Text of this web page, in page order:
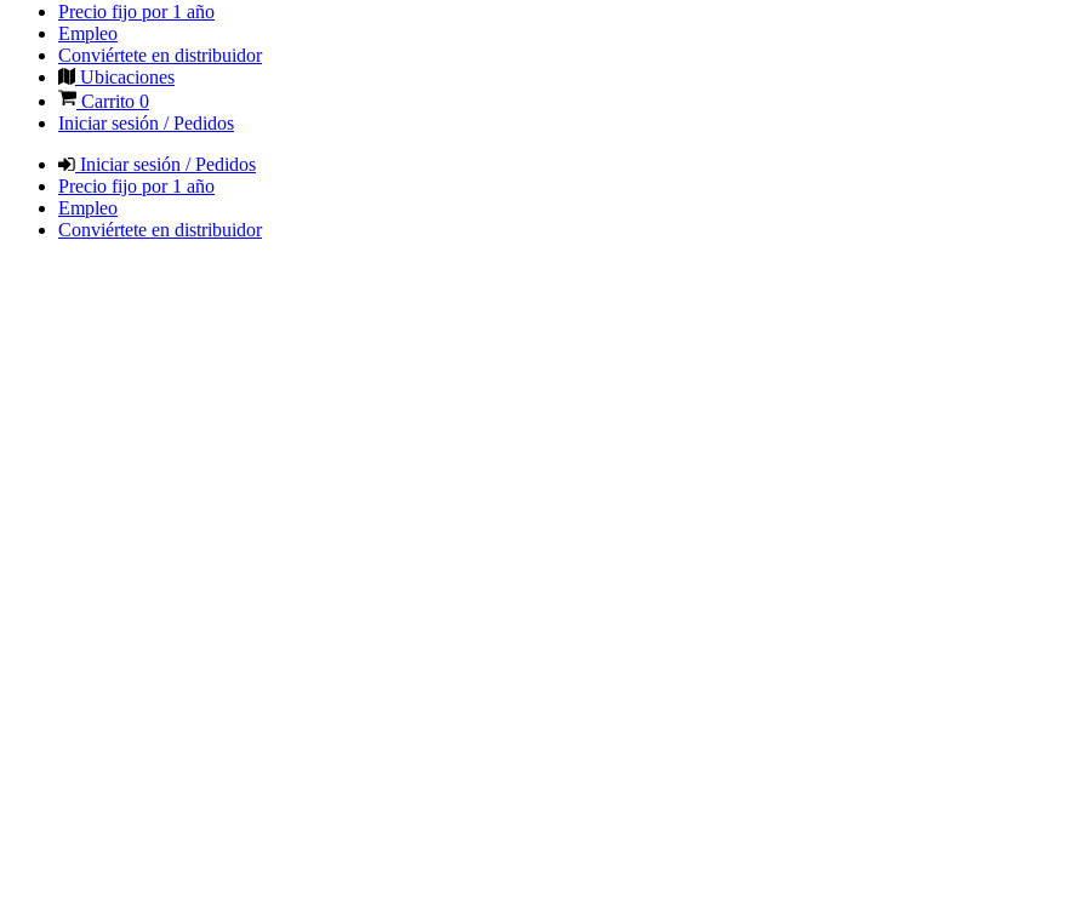
Precio fijo por 1 año
Empleo
Conviértete en distribuidor
Ubicaciones
Carrito 0
Iniciar sesión / Pedidos
Iniciar sesión / Pedidos
Precio fijo por 1 año
Empleo
Conviértete en distribuidor